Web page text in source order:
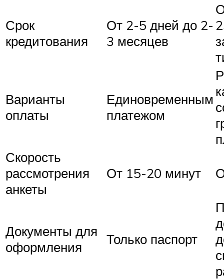
Срок
кредитования
От 2-5 дней до 2-
3 месяцев
Варианты
оплаты
Единовременным
платежом
Скорость
рассмотрения
анкеты
От 15-20 минут
Документы для
оформления
Только паспорт